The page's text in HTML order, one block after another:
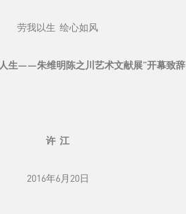
劳我以生 绘心如风
人生——朱维明陈之川艺术文献展”开幕致辞
许 江
2016年6月20日